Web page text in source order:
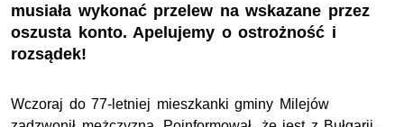
musiała wykonać przelew na wskazane przez
oszusta konto. Apelujemy o ostrożność i
rozsądek!
Wczoraj do 77-letniej mieszkanki gminy Milejów